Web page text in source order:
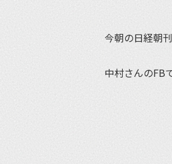
今朝の日経朝
中村さんのFB